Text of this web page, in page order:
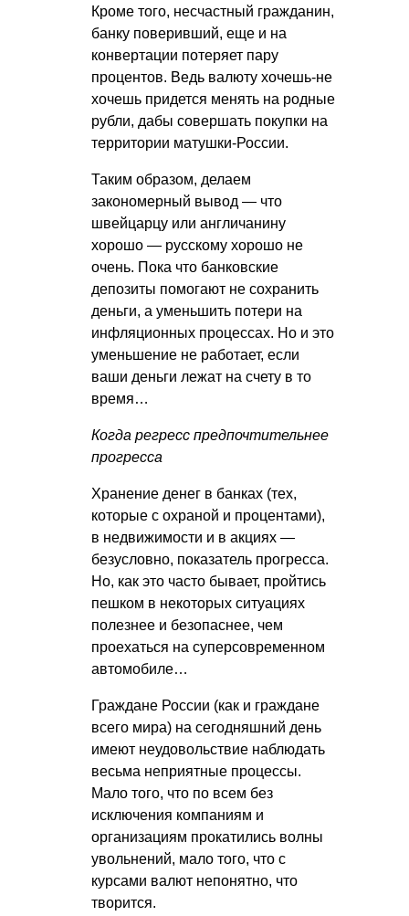
Кроме того, несчастный гражданин,
банку поверивший, еще и на
конвертации потеряет пару
процентов. Ведь валюту хочешь-не
хочешь придется менять на родные
рубли, дабы совершать покупки на
территории матушки-России.
Таким образом, делаем
закономерный вывод — что
швейцарцу или англичанину
хорошо — русскому хорошо не
очень. Пока что банковские
депозиты помогают не сохранить
деньги, а уменьшить потери на
инфляционных процессах. Но и это
уменьшение не работает, если
ваши деньги лежат на счету в то
время…
Когда регресс предпочтительнее
прогресса
Хранение денег в банках (тех,
которые с охраной и процентами),
в недвижимости и в акциях —
безусловно, показатель прогресса.
Но, как это часто бывает, пройтись
пешком в некоторых ситуациях
полезнее и безопаснее, чем
проехаться на суперсовременном
автомобиле…
Граждане России (как и граждане
всего мира) на сегодняшний день
имеют неудовольствие наблюдать
весьма неприятные процессы.
Мало того, что по всем без
исключения компаниям и
организациям прокатились волны
увольнений, мало того, что с
курсами валют непонятно, что
творится.